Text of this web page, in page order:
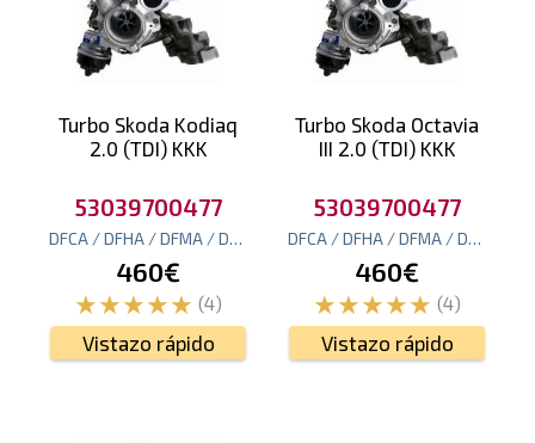
Turbo Skoda Kodiaq
2.0 (TDI) KKK
53039700477
DFCA / DFHA / DFMA / DGCA/CUNA / CUPA / CUWA / CUX
460€
(4)
Vistazo rápido
Turbo Skoda Octavia
III 2.0 (TDI) KKK
53039700477
DFCA / DFHA / DFMA / DGCA/CUNA / CUPA / CUWA / CUX
460€
(4)
Vistazo rápido